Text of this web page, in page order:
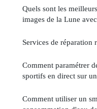
Quels sont les
images de la Lune
Services de réparation
Comment paramétrer
sportifs en direct sur
Comment utiliser un